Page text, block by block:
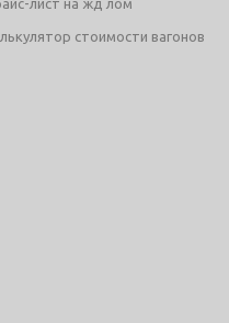
лист на жд лом
стоимости вагонов